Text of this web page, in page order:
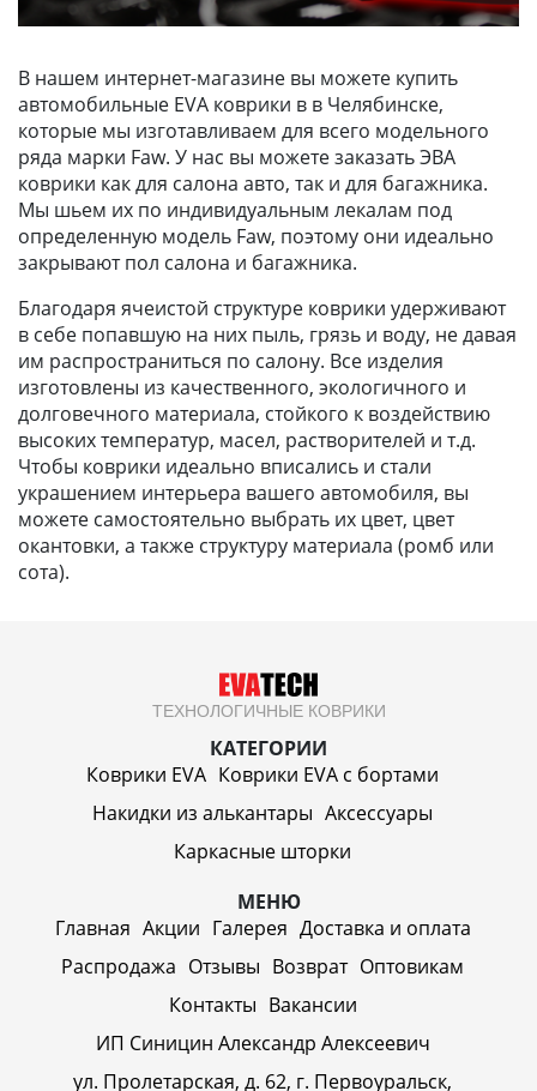
В нашем интернет-магазине вы можете купить
автомобильные EVA коврики в в Челябинске,
которые мы изготавливаем для всего модельного
ряда марки Faw. У нас вы можете заказать ЭВА
коврики как для салона авто, так и для багажника.
Мы шьем их по индивидуальным лекалам под
определенную модель Faw, поэтому они идеально
закрывают пол салона и багажника.
Благодаря ячеистой структуре коврики удерживают
в себе попавшую на них пыль, грязь и воду, не давая
им распространиться по салону. Все изделия
изготовлены из качественного, экологичного и
долговечного материала, стойкого к воздействию
высоких температур, масел, растворителей и т.д.
Чтобы коврики идеально вписались и стали
украшением интерьера вашего автомобиля, вы
можете самостоятельно выбрать их цвет, цвет
окантовки, а также структуру материала (ромб или
сота).
ТЕХНОЛОГИЧНЫЕ КОВРИКИ
КАТЕГОРИИ
Коврики EVA Коврики EVA c бортами
Накидки из алькантары Аксессуары
Каркасные шторки
МЕНЮ
Главная Акции Галерея Доставка и оплата
Распродажа Отзывы Возврат Оптовикам
Контакты Вакансии
ИП Синицин Александр Алексеевич
ул. Пролетарская, д. 62, г. Первоуральск,